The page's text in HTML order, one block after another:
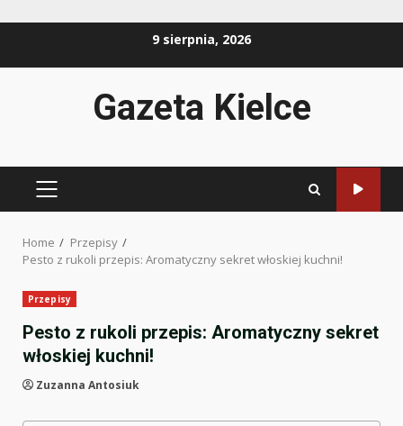
9 sierpnia, 2026
Gazeta Kielce
PRIMARY
Home
Przepisy
Pesto z rukoli przepis: Aromatyczny sekret włoskiej kuchni!
Przepisy
Pesto z rukoli przepis: Aromatyczny sekret
włoskiej kuchni!
Zuzanna Antosiuk